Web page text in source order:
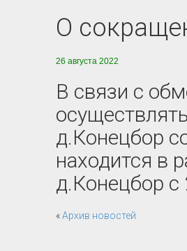
О
26 августа 2022
В связи с
д.Конецбор
находится в
д.Конецбор с
«Архив новостей